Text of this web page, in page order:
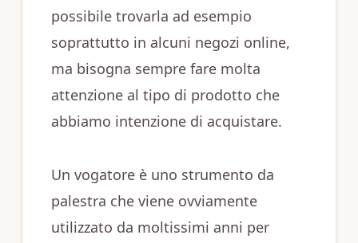
possibile trovarla ad esempio
soprattutto in alcuni negozi online,
ma bisogna sempre fare molta
attenzione al tipo di prodotto che
abbiamo intenzione di acquistare.
Un vogatore è uno strumento da
palestra che viene ovviamente
utilizzato da moltissimi anni per